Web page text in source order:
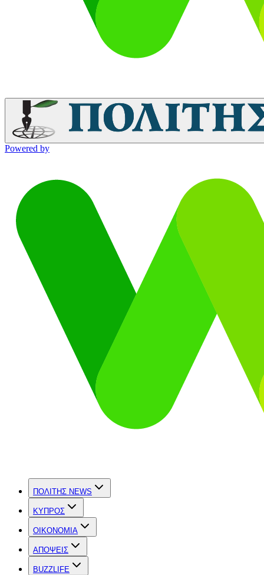
Powered by
ΠΟΛΙΤΗΣ NEWS
ΚΥΠΡΟΣ
OIKONOMIA
ΑΠΟΨΕΙΣ
BUZZLIFE